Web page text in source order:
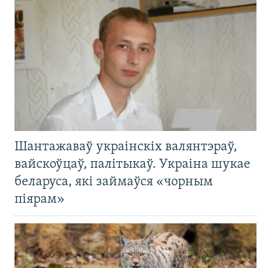
Шантажаваў украінскіх валянтэраў,
вайскоўцаў, палітыкаў. Украіна шукае
беларуса, які займаўся «чорным
піярам»